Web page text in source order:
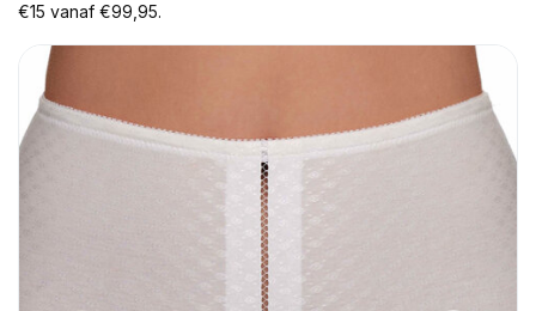
€15 vanaf €99,95.